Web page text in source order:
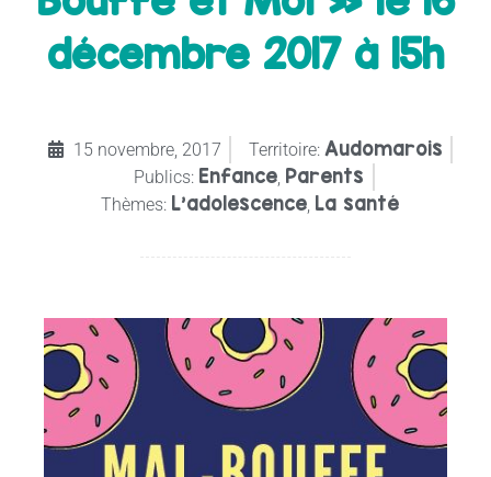
décembre 2017 à 15h
15 novembre, 2017 Territoire: Audomarois
Publics: Enfance Parents
Thèmes: L’adolescence La santé